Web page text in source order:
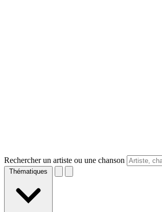
Rechercher un artiste ou une chanson
Thématiques